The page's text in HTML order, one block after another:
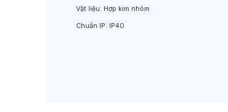
Vật liệu: Hợp kim nhôm
Chuẩn IP: IP40